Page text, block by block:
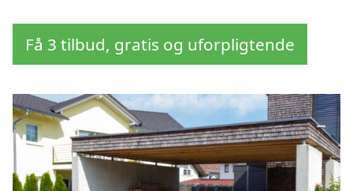
Få 3 tilbud, gratis og uforpligtende